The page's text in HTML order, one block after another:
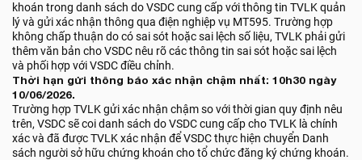
khoán trong danh sách do VSDC cung cấp với thông tin TVLK quản
lý và gửi xác nhận thông qua điện nghiệp vụ MT595. Trường hợp
không chấp thuận do có sai sót hoặc sai lệch số liệu, TVLK phải gửi
thêm văn bản cho VSDC nêu rõ các thông tin sai sót hoặc sai lệch
và phối hợp với VSDC điều chỉnh.
Thời hạn gửi thông báo xác nhận chậm nhất: 10h30 ngày
10/06/2026.
Trường hợp TVLK gửi xác nhận chậm so với thời gian quy định nêu
trên, VSDC sẽ coi danh sách do VSDC cung cấp cho TVLK là chính
xác và đã được TVLK xác nhận để VSDC thực hiện chuyển Danh
sách người sở hữu chứng khoán cho tổ chức đăng ký chứng khoán.